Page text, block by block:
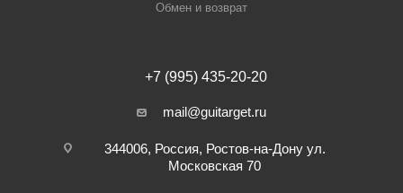
Обмен и возврат
+7 (995) 435-20-20
mail@guitarget.ru
344006, Россия, Ростов-на-Дону ул.
Московская 70